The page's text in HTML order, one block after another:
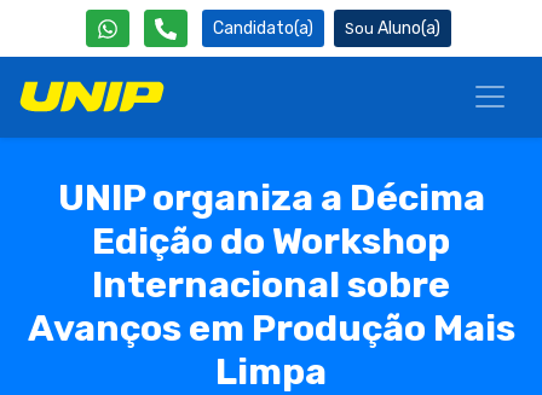
Candidato(a) Aluno(a)
UNIP organiza a Décima
Edição do Workshop
Internacional sobre
Avanços em Produção Mais
Limpa